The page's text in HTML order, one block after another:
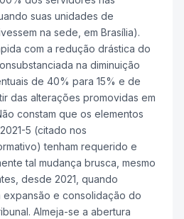
suas unidades de
na sede, em Brasília).
com a redução drástica do
na diminuição
de 40% para 15% e de
das alterações promovidas em
constam que os elementos
5 (citado nos
tenham requerido e
tal mudança brusca, mesmo
desde 2021, quando
e consolidação do
Almeja-se a abertura